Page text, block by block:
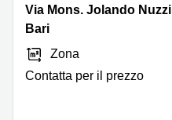
Via
Monsignor
Nuzzi
,
Via Mons. Jolando Nuzzi
Bari
Zona
Сontatta per il prezzo